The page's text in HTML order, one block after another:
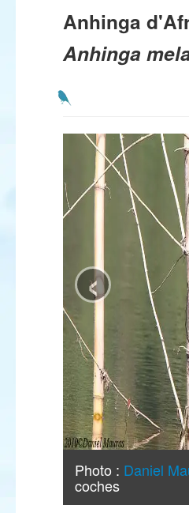
Anhinga
Anhinga
Photo : Daniel
coches
‹